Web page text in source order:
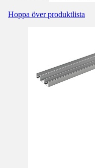
Hoppa över produktlista